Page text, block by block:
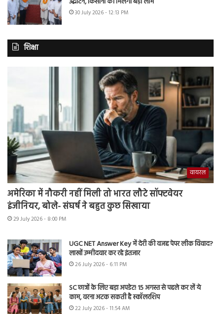
30 July 2026 - 12:13 PM
शिक्षा
वायरल
अमेरिका में नौकरी नहीं मिली तो भारत लौटे सॉफ्टवेयर
इंजीनियर, बोले- संघर्ष ने बहुत कुछ सिखाया
29 July 2026 - 8:00 PM
UGC NET Answer Key में देरी की वजह पेपर लीक विवाद?
लाखों उम्मीदवार कर रहे इंतजार
26 July 2026 - 6:11 PM
SC छात्रों के लिए बड़ा अपडेट! 15 अगस्त से पहले कर लें ये
काम, वरना अटक सकती है स्कॉलरशिप
22 July 2026 - 11:54 AM